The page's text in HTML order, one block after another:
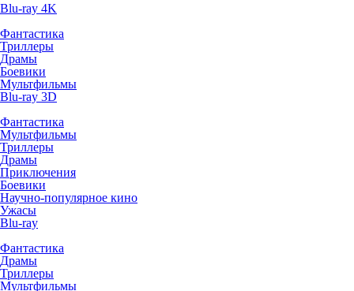
Blu-ray 4K
Фантастика
Триллеры
Драмы
Боевики
Мультфильмы
Blu-ray 3D
Фантастика
Мультфильмы
Триллеры
Драмы
Приключения
Боевики
Научно-популярное кино
Ужасы
Blu-ray
Фантастика
Драмы
Триллеры
Мультфильмы